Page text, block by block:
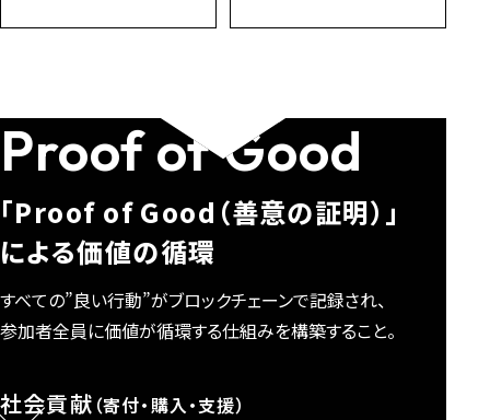
Proof of Good
「Proof of Good（善意の証明）」
による価値の循環
すべての”良い行動”がブロックチェーンで記録され、
参加者全員に価値が循環する仕組みを構築すること。
社会貢献 （寄付・購入・支援）